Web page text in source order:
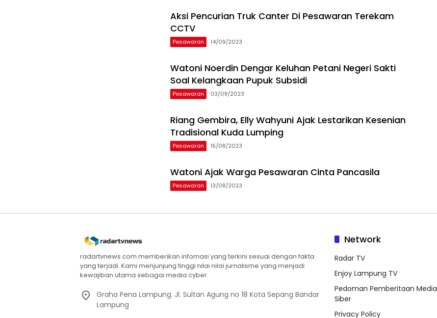
Aksi Pencurian Truk Canter Di Pesawaran Terekam
CCTV
Pesawaran 14/09/2023
Watoni Noerdin Dengar Keluhan Petani Negeri Sakti
Soal Kelangkaan Pupuk Subsidi
Pesawaran 03/09/2023
Riang Gembira, Elly Wahyuni Ajak Lestarikan Kesenian
Tradisional Kuda Lumping
Pesawaran 15/08/2023
Watoni Ajak Warga Pesawaran Cinta Pancasila
Pesawaran 13/08/2023
radartvnews.com memberikan infomasi yang terkini sesuai dengan fakta
yang terjadi. Kami menjunjung tinggi nilai nilai jurnalisme yang menjadi
kewajiban utama sebagai media cyber.
Graha Pena Lampung. Jl. Sultan Agung no 18 Kota Sepang Bandar
Lampung
Network
Radar TV
Enjoy Lampung TV
Pedoman Pemberitaan Media
Siber
Privacy Policy